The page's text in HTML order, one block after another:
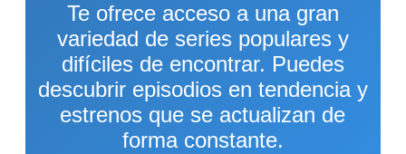
Te ofrece acceso a una gran
variedad de series populares y
difíciles de encontrar. Puedes
descubrir episodios en tendencia y
estrenos que se actualizan de
forma constante.